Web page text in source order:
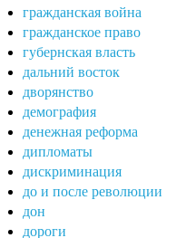
гражданская война
гражданское право
губернская власть
дальний восток
дворянство
демография
денежная реформа
дипломаты
дискриминация
до и после революции
дон
дороги